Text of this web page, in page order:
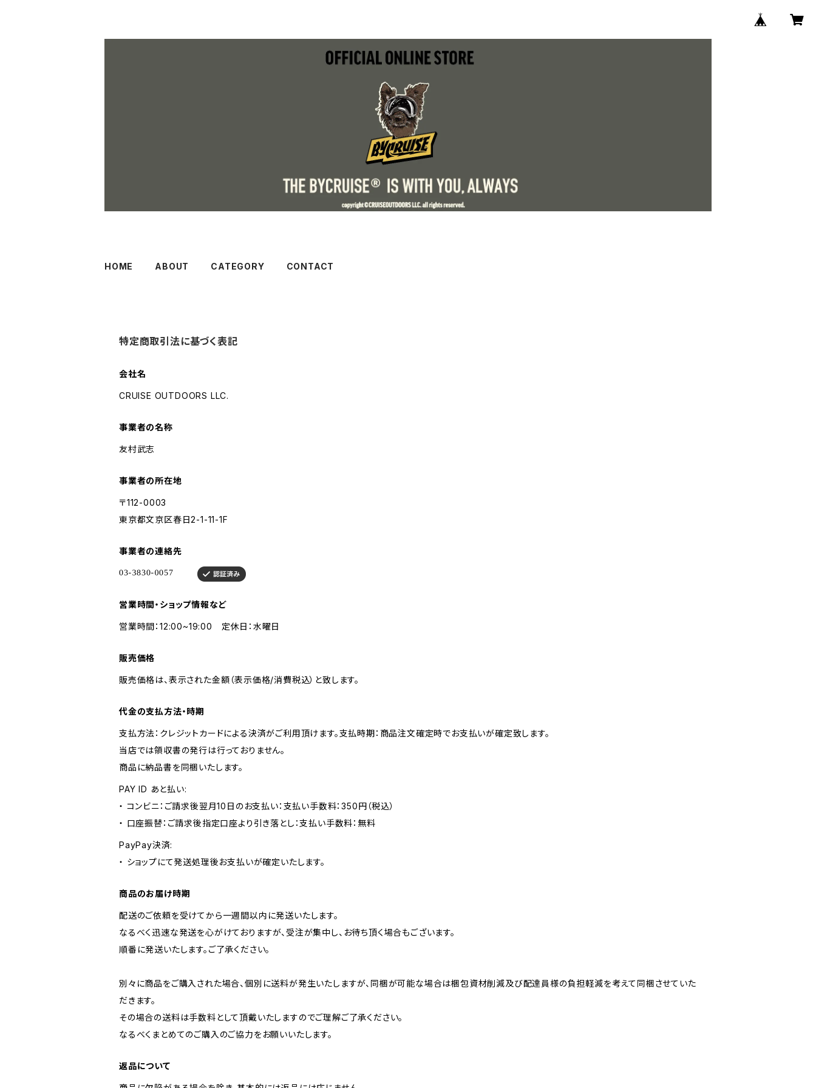
HOME ABOUT CATEGORY CONTACT
特定商取引法に基づく表記
会社名
CRUISE OUTDOORS LLC.
事業者の名称
友村武志
事業者の所在地
〒112-0003
東京都文京区春日2-1-11-1F
事業者の連絡先
営業時間・ショップ情報など
営業時間：12:00~19:00 定休日：水曜日
販売価格
販売価格は、表示された金額（表示価格/消費税込）と致します。
代金の支払方法・時期
支払方法：クレジットカードによる決済がご利用頂けます。支払時期：商品注文確定時でお支払いが確定致します。
当店では領収書の発行は行っておりません。
商品に納品書を同梱いたします。
PAY ID あと払い:
・ コンビニ：ご請求後翌月10日のお支払い：支払い手数料：350円（税込）
・ 口座振替：ご請求後指定口座より引き落とし：支払い手数料：無料
PayPay決済:
・ ショップにて発送処理後お支払いが確定いたします。
商品のお届け時期
配送のご依頼を受けてから一週間以内に発送いたします。
なるべく迅速な発送を心がけておりますが、受注が集中し、お待ち頂く場合もございます。
順番に発送いたします。ご了承ください。
別々に商品をご購入された場合、個別に送料が発生いたしますが、同梱が可能な場合は梱包資材削減及び配達員様の負担軽減を考えて同梱させていた
だきます。
その場合の送料は手数料として頂戴いたしますのでご理解ご了承ください。
なるべくまとめてのご購入のご協力をお願いいたします。
返品について